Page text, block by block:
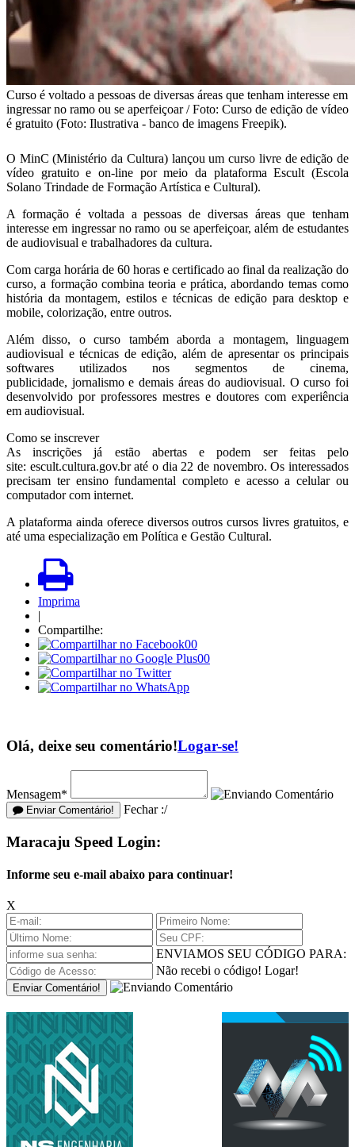
Curso é voltado a pessoas de diversas áreas que tenham interesse em
ingressar no ramo ou se aperfeiçoar / Foto: Curso de edição de vídeo
é gratuito (Foto: Ilustrativa - banco de imagens Freepik).
O MinC (Ministério da Cultura) lançou um curso livre de edição de
vídeo gratuito e on-line por meio da plataforma Escult (Escola
Solano Trindade de Formação Artística e Cultural).
A formação é voltada a pessoas de diversas áreas que tenham
interesse em ingressar no ramo ou se aperfeiçoar, além de estudantes
de audiovisual e trabalhadores da cultura.
Com carga horária de 60 horas e certificado ao final da realização do
curso, a formação combina teoria e prática, abordando temas como
história da montagem, estilos e técnicas de edição para desktop e
mobile, colorização, entre outros.
Além disso, o curso também aborda a montagem, linguagem
audiovisual e técnicas de edição, além de apresentar os principais
softwares utilizados nos segmentos de cinema,
publicidade, jornalismo e demais áreas do audiovisual. O curso foi
desenvolvido por professores mestres e doutores com experiência
em audiovisual.
Como se inscrever
As inscrições já estão abertas e podem ser feitas pelo
site: escult.cultura.gov.br até o dia 22 de novembro. Os interessados
precisam ter ensino fundamental completo e acesso a celular ou
computador com internet.
A plataforma ainda oferece diversos outros cursos livres gratuitos, e
até uma especialização em Política e Gestão Cultural.
Imprima
|
Compartilhe:
00
00
Olá, deixe seu comentário!Logar-se!
Mensagem*
Enviar Comentário! Fechar :/
Maracaju Speed Login:
Informe seu e-mail abaixo para continuar!
X
ENVIAMOS SEU CÓDIGO PARA:
Não recebi o código! Logar!
Enviar Comentário!